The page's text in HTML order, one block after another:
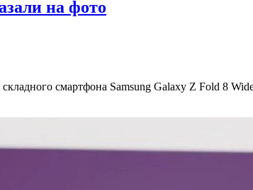
на фото
смартфона Samsung Galaxy Z Fold 8